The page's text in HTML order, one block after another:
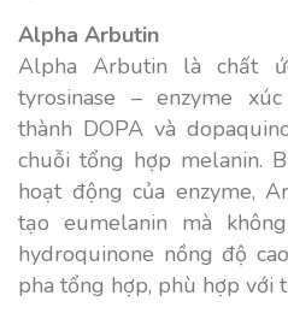
Alpha Arbutin
Alpha Arbutin là chất
tyrosinase – enzyme
thành DOPA và
chuỗi tổng hợp melanin.
hoạt động của enzyme,
tạo eumelanin mà
hydroquinone nồng độ
pha tổng hợp, phù hợp với